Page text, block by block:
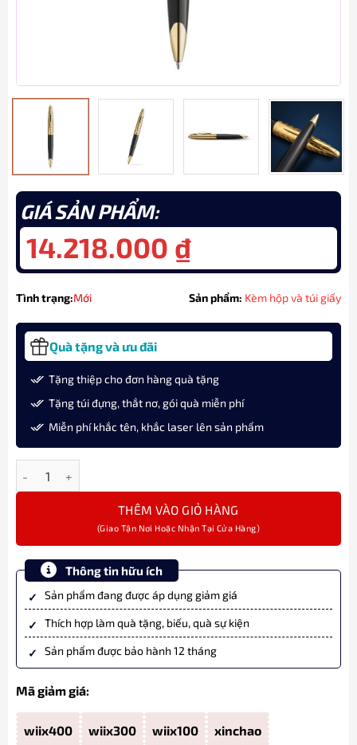
GIÁ SẢN PHẨM:
14.218.000 ₫
Tình trạng:Mới Sản phẩm: Kèm hộp và túi giấy
Quà tặng và ưu đãi
Tặng thiệp cho đơn hàng quà tặng
Tặng túi đựng, thắt nơ, gói quà miễn phí
Miễn phí khắc tên, khắc laser lên sản phẩm
THÊM VÀO GIỎ HÀNG
Thông tin hữu ích
Sản phẩm đang được áp dụng giảm giá
Thích hợp làm quà tặng, biếu, quà sự kiện
Sản phẩm được bảo hành 12 tháng
Mã giảm giá:
wiix400 wiix300 wiix100 xinchao